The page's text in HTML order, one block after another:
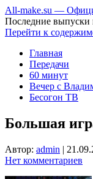
All-make.su —
Последние выпуски
Перейти к
Главная
Передачи
60 минут
Вечер с
Бесогон ТВ
Большая
Автор: admin |
Нет комментариев